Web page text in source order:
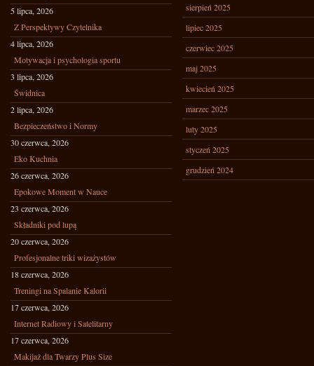
5 lipca, 2026
Z Perspektywy Czytelnika
4 lipca, 2026
Motywacja i psychologia sportu
3 lipca, 2026
Świdnica
2 lipca, 2026
Bezpieczeństwo i Normy
30 czerwca, 2026
Eko Kuchnia
26 czerwca, 2026
Epokowe Moment w Nauce
23 czerwca, 2026
Składniki pod lupą
20 czerwca, 2026
Profesjonalne triki wizażystów
18 czerwca, 2026
Treningi na Spalanie Kalorii
17 czerwca, 2026
Internet Radiowy i Satelitarny
17 czerwca, 2026
Makijaż dla Twarzy Plus Size
sierpień 2025
lipiec 2025
czerwiec 2025
maj 2025
kwiecień 2025
marzec 2025
luty 2025
styczeń 2025
grudzień 2024